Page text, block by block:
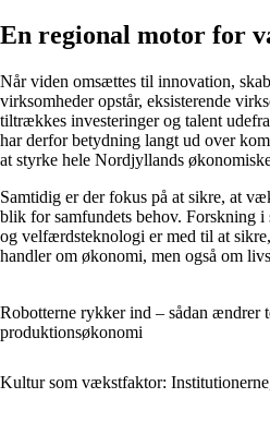
En regional motor for
Når viden omsættes til innovation,
virksomheder opstår, eksisterende
tiltrækkes investeringer og talent
har derfor betydning langt ud over
at styrke hele Nordjyllands
Samtidig er der fokus på at sikre, at
blik for samfundets behov. Forskning
og velfærdsteknologi er med til at
handler om økonomi, men også om
Robotterne rykker ind – sådan ændrer
produktionsøkonomi
Kultur som vækstfaktor: